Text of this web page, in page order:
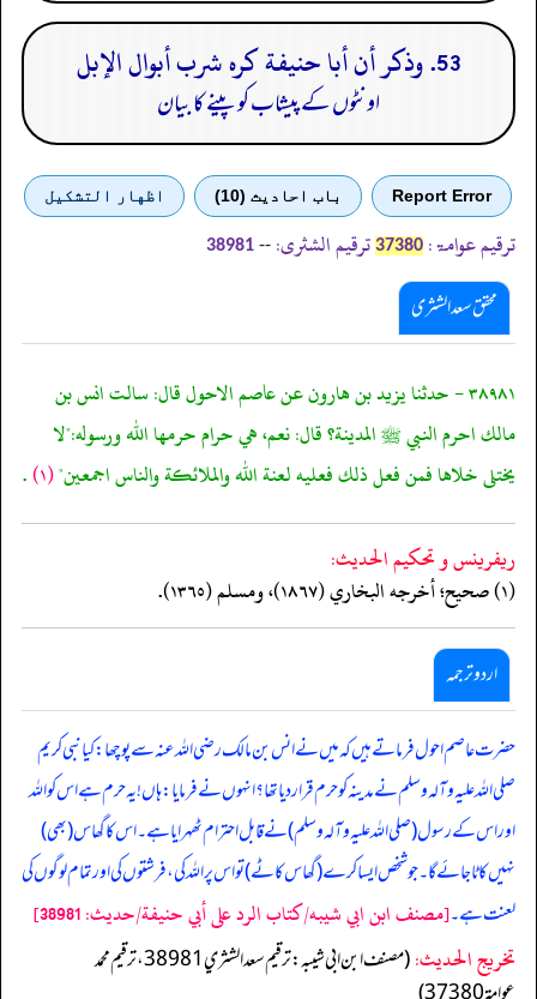
53. وذكر أن أبا حنيفة كره شرب أبوال الإبل
اونٹوں کے پیشاب کو پینے کا بیان
Report Error باب احادیث (10) اظهار التشكيل
ترقیم عوامۃ: 37380 ترقیم الشثری: --
38981
محقق سعد الشثری
٣٨٩٨١ - حدثنا يزيد بن هارون عن عاصم الاحول قال: سالت انس بن
مالك احرم النبي ﷺ المدينة؟ قال: نعم، هي حرام حرمها الله ورسوله:"لا
يختلى خلاها فمن فعل ذلك فعليه لعنة الله والملائكة والناس اجمعين"(١) .
ريفرينس و تحكيم الحدیث:
(١) صحيح؛ أخرجه البخاري (١٨٦٧)، ومسلم (١٣٦٥).
اردو ترجمہ
حضرت عاصم احول فرماتے ہیں کہ میں نے انس بن مالک رضی اللہ عنہ سے پوچھا: کیا نبی کریم
صلی اللہ علیہ وآلہ وسلم نے مدینہ کو حرم قرار دیا تھا؟ انہوں نے فرمایا: ہاں! یہ حرم ہے اس کو اللہ
اور اس کے رسول (صلی اللہ علیہ وآلہ وسلم) نے قابل احترام ٹھہرایا ہے۔ اس کا گھاس (بھی)
نہیں کاٹا جائے گا۔ جو شخص ایسا کرے (گھاس کاٹے) تو اس پر اللہ کی، فرشتوں کی اور تمام لوگوں کی
لعنت ہے۔[مصنف ابن ابي شيبه/كتاب الرد على أبي حنيفة/حدیث: 38981]
تخریج الحدیث:
(مصنف ابن ابي شيبه: ترقيم سعد الشثري 38981، ترقيم محمد